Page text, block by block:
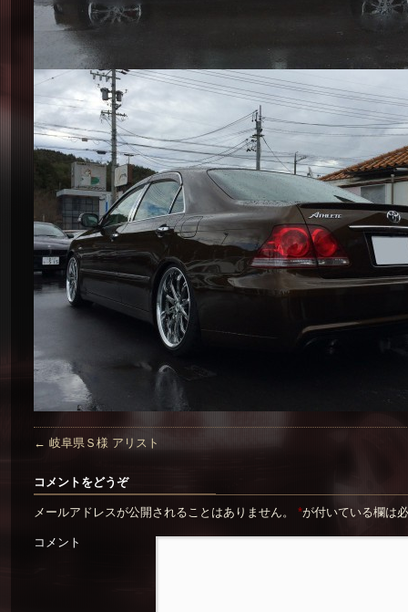
← 岐阜県Ｓ様 アリスト
コメントをどうぞ
メールアドレスが公開されることはありません。 *が付いている欄は
コメント